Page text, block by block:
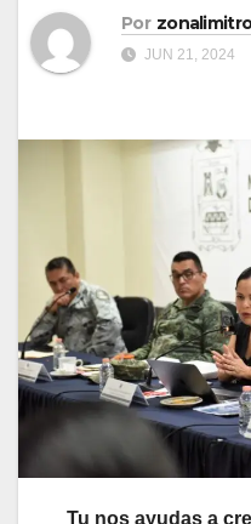
Por
JUN 21, 2024
Tu nos ayudas a